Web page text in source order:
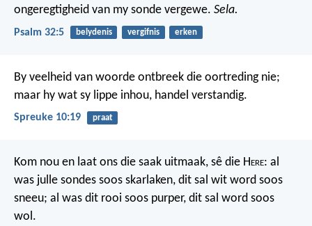
ongeregtigheid van my sonde vergewe. Sela.
Psalm 32:5 belydenis vergifnis erken
By veelheid van woorde ontbreek die oortreding nie;
maar hy wat sy lippe inhou, handel verstandig.
Spreuke 10:19 praat
Kom nou en laat ons die saak uitmaak, sê die Here: al
was julle sondes soos skarlaken, dit sal wit word soos
sneeu; al was dit rooi soos purper, dit sal word soos
wol.